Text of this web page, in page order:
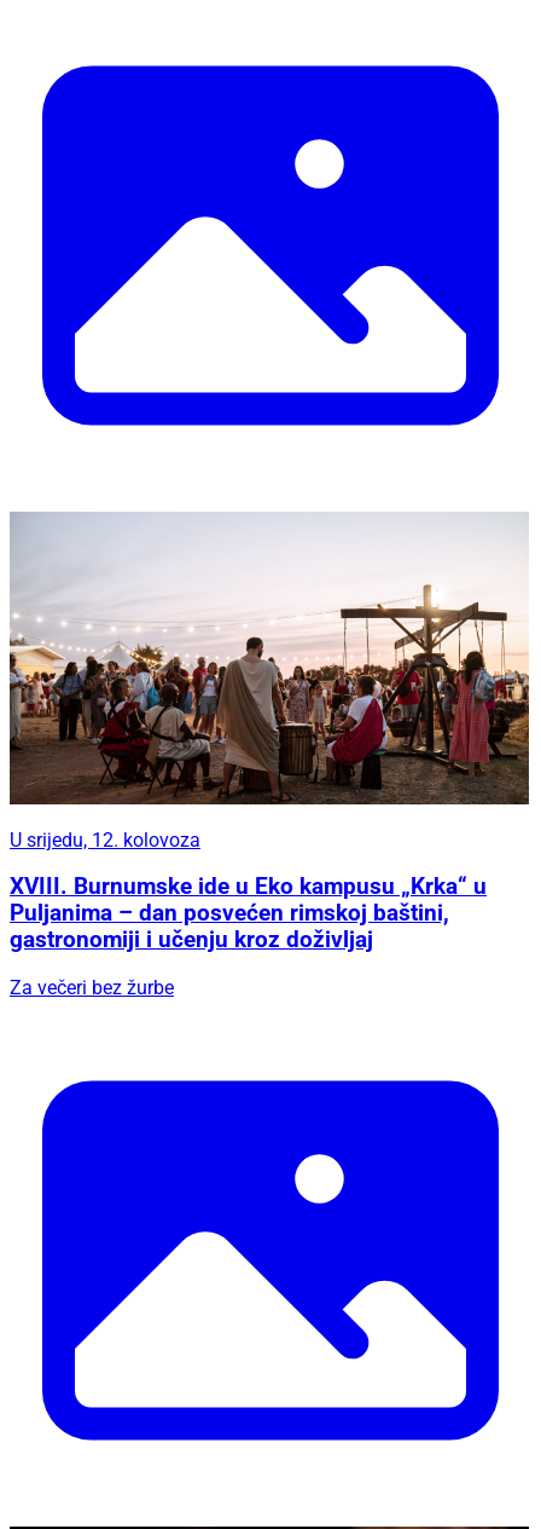
U srijedu, 12. kolovoza
XVIII. Burnumske ide u Eko kampusu „Krka“ u
Puljanima – dan posvećen rimskoj baštini,
gastronomiji i učenju kroz doživljaj
Za večeri bez žurbe